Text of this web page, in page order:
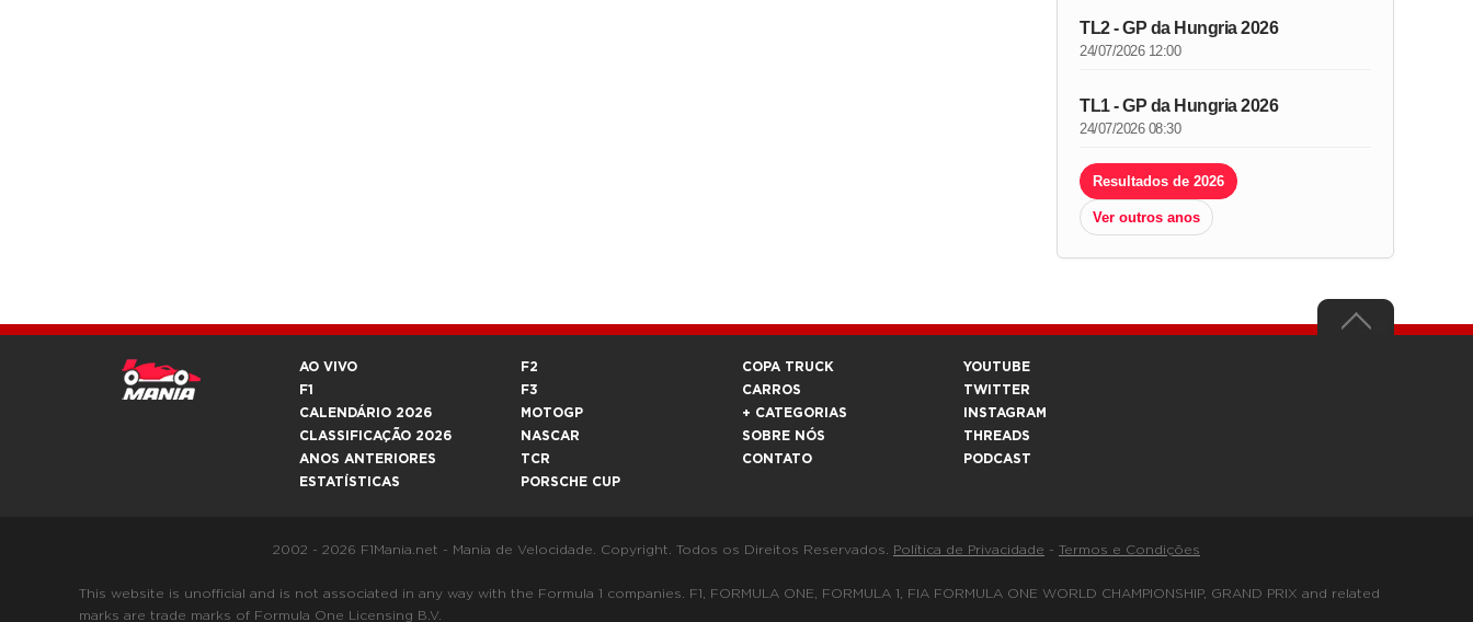
TL2 - GP da Hungria 2026
24/07/2026 12:00
TL1 - GP da Hungria 2026
24/07/2026 08:30
Resultados de 2026
Ver outros anos
AO VIVO
F1
CALENDÁRIO 2026
CLASSIFICAÇÃO 2026
ANOS ANTERIORES
ESTATÍSTICAS
F2
F3
MOTOGP
NASCAR
TCR
PORSCHE CUP
COPA TRUCK
CARROS
+ CATEGORIAS
SOBRE NÓS
CONTATO
YOUTUBE
TWITTER
INSTAGRAM
THREADS
PODCAST
2002 - 2026 F1Mania.net - Mania de Velocidade. Copyright. Todos os Direitos Reservados. Política de Privacidade - Termos e Condições
This website is unofficial and is not associated in any way with the Formula 1 companies. F1, FORMULA ONE, FORMULA 1, FIA FORMULA ONE WORLD CHAMPIONSHIP, GRAND PRIX and related
marks are trade marks of Formula One Licensing B.V.